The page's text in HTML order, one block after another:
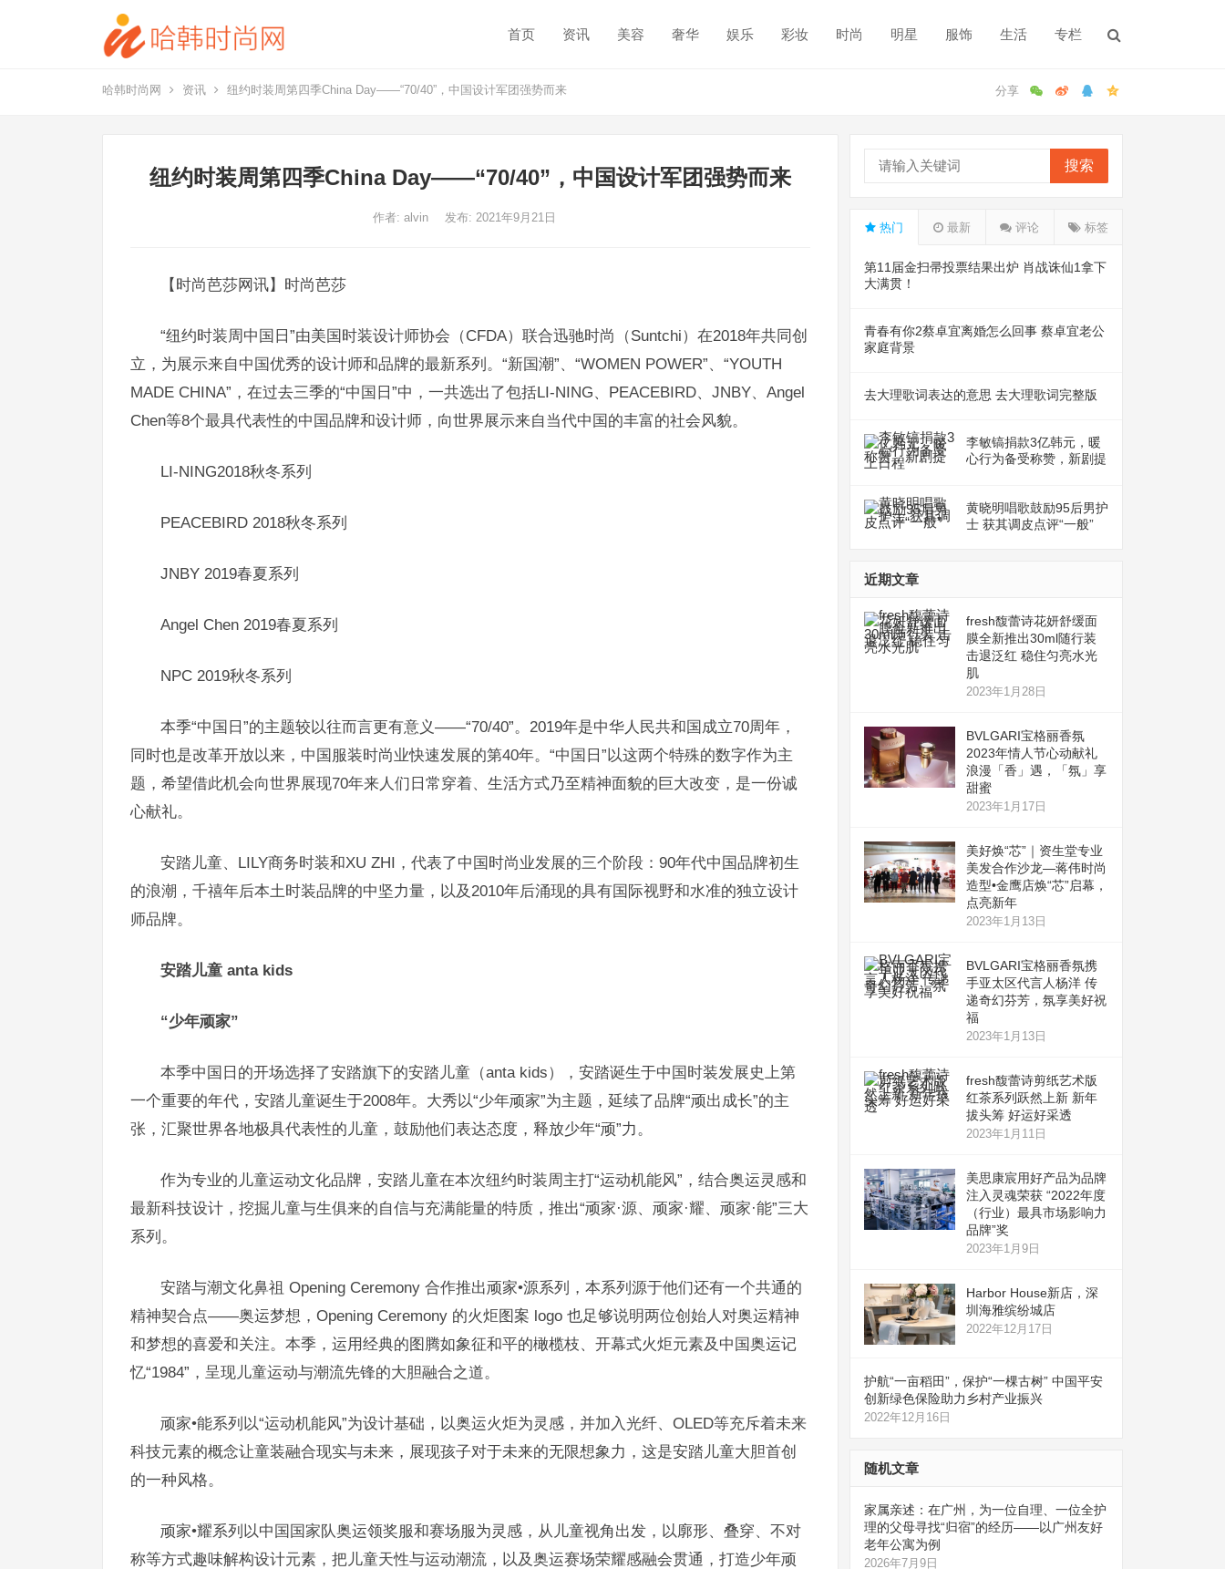
首页 资讯 美容 奢华 娱乐 彩妆 时尚 明星 服饰 生活 专栏
哈韩时尚网 资讯 纽约时装周第四季China Day——“70/40”，中国设计军团强势而来
纽约时装周第四季China Day——“70/40”，中国设计军团强势而来
作者: alvin 发布: 2021年9月21日
【时尚芭莎网讯】时尚芭莎
“纽约时装周中国日”由美国时装设计师协会（CFDA）联合迅驰时尚（Suntchi）在2018年共同创
立，为展示来自中国优秀的设计师和品牌的最新系列。“新国潮”、“WOMEN POWER”、“YOUTH
MADE CHINA”，在过去三季的“中国日”中，一共选出了包括LI-NING、PEACEBIRD、JNBY、Angel
Chen等8个最具代表性的中国品牌和设计师，向世界展示来自当代中国的丰富的社会风貌。
LI-NING2018秋冬系列
PEACEBIRD 2018秋冬系列
JNBY 2019春夏系列
Angel Chen 2019春夏系列
NPC 2019秋冬系列
本季“中国日”的主题较以往而言更有意义——“70/40”。2019年是中华人民共和国成立70周年，
同时也是改革开放以来，中国服装时尚业快速发展的第40年。“中国日”以这两个特殊的数字作为主
题，希望借此机会向世界展现70年来人们日常穿着、生活方式乃至精神面貌的巨大改变，是一份诚
心献礼。
安踏儿童、 LILY商务时装和XU ZHI，代表了中国时尚业发展的三个阶段：90年代中国品牌初生
的浪潮，千禧年后本土时装品牌的中坚力量，以及2010年后涌现的具有国际视野和水准的独立设计
师品牌。
安踏儿童 anta kids
“少年顽家”
本季中国日的开场选择了安踏旗下的安踏儿童（anta kids），安踏诞生于中国时装发展史上第
一个重要的年代， 安踏儿童诞生于2008年。 大秀以“少年顽家”为主题，延续了品牌“顽出成长”的主
张，汇聚世界各地极具代表性的儿童，鼓励他们表达态度，释放少年“顽”力。
作为专业的儿童运动文化品牌，安踏儿童在本次纽约时装周主打“运动机能风”，结合奥运灵感和
最新科技设计，挖掘儿童与生俱来的自信与充满能量的特质，推出“顽家·源、顽家·耀、顽家·能”三大
系列。
安踏与潮文化鼻祖 Opening Ceremony 合作推出顽家•源系列，本系列源于他们还有一个共通的
精神契合点——奥运梦想， Opening Ceremony 的火炬图案 logo 也足够说明两位创始人对奥运精神
和梦想的喜爱和关注。本季， 运用经典的图腾如象征和平的橄榄枝、开幕式火炬元素及中国奥运记
忆“1984”，呈现儿童运动与潮流先锋的大胆融合之道。
顽家•能系列以“运动机能风”为设计基础， 以奥运火炬为灵感，并加入光纤、OLED等充斥着未来
科技元素的概念让童装融合现实与未来，展现孩子对于未来的无限想象力，这是安踏儿童大胆首创
的一种风格。
顽家•耀系列以中国国家队奥运领奖服和赛场服为灵感，从儿童视角出发，以廓形、叠穿、不对
称等方式趣味解构设计元素，把儿童天性与运动潮流，以及奥运赛场荣耀感融会贯通，打造少年顽
搜索
热门 最新 评论 标签
第11届金扫帚投票结果出炉 肖战诛仙1拿下
大满贯！
青春有你2蔡卓宜离婚怎么回事 蔡卓宜老公
家庭背景
去大理歌词表达的意思 去大理歌词完整版
李敏镐捐款3亿韩元，暖
心行为备受称赞，新剧提
黄晓明唱歌鼓励95后男护
士 获其调皮点评“一般”
近期文章
fresh馥蕾诗花妍舒缓面
膜全新推出30ml随行装
击退泛红 稳住匀亮水光
肌
2023年1月28日
BVLGARI宝格丽香氛
2023年情人节心动献礼
浪漫「香」遇，「氛」享
甜蜜
2023年1月17日
美好焕“芯”｜资生堂专业
美发合作沙龙—蒋伟时尚
造型•金鹰店焕“芯”启幕，
点亮新年
2023年1月13日
BVLGARI宝格丽香氛携
手亚太区代言人杨洋 传
递奇幻芬芳，氛享美好祝
福
2023年1月13日
fresh馥蕾诗剪纸艺术版
红茶系列跃然上新 新年
拔头筹 好运好采透
2023年1月11日
美思康宸用好产品为品牌
注入灵魂荣获 “2022年度
（行业）最具市场影响力
品牌”奖
2023年1月9日
Harbor House新店，深
圳海雅缤纷城店
2022年12月17日
护航“一亩稻田”，保护“一棵古树” 中国平安
创新绿色保险助力乡村产业振兴
2022年12月16日
随机文章
家属亲述：在广州，为一位自理、一位全护
理的父母寻找“归宿”的经历——以广州友好
老年公寓为例
2026年7月9日